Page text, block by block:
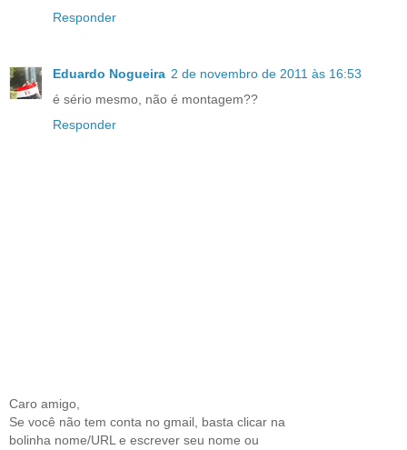
Responder
Eduardo Nogueira 2 de novembro de 2011 às 16:53
é sério mesmo, não é montagem??
Responder
Caro amigo,
Se você não tem conta no gmail, basta clicar na
bolinha nome/URL e escrever seu nome ou